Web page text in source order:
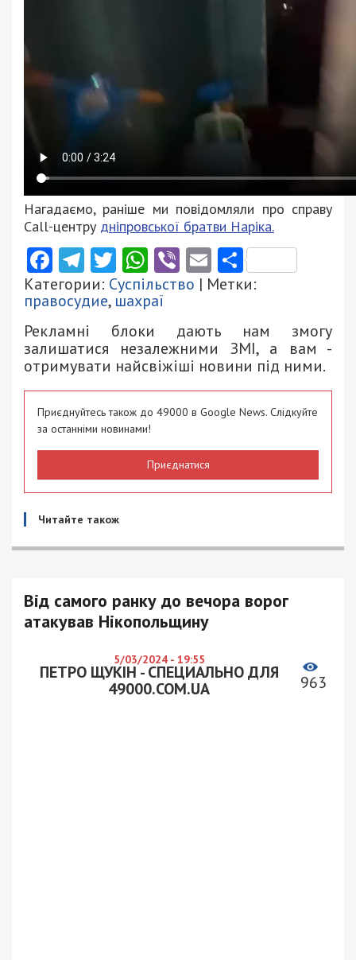
Нагадаємо, раніше ми повідомляли про справу
Call-центру дніпровської братви Наріка.
Facebook
Telegram
Twitter
WhatsApp
ViberEmail
Категории: Суспільство | Метки:
правосудие, шахраї
Рекламні блоки дають нам змогу
залишатися незалежними ЗМІ, а вам -
отримувати найсвіжіші новини під ними.
Приєднуйтесь також до 49000 в Google News. Слідкуйте
за останніми новинами!
Приєднатися
Читайте також
Від самого ранку до вечора ворог
атакував Нікопольщину
5/03/2024 - 19:55
ПЕТРО ЩУКІН - СПЕЦИАЛЬНО ДЛЯ
49000.COM.UA
963